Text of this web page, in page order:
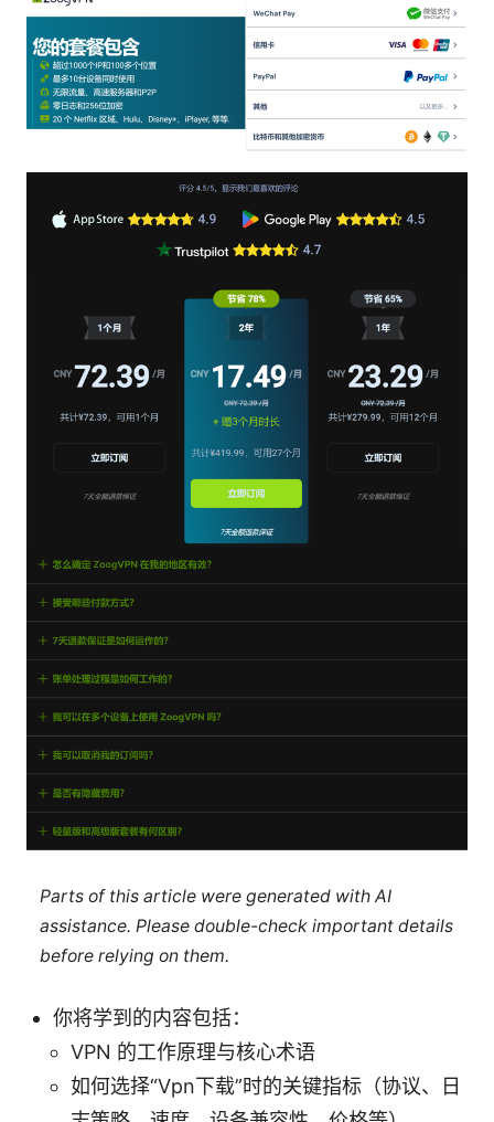
Parts of this article were generated with AI
assistance. Please double-check important details
before relying on them.
你将学到的内容包括：
VPN 的工作原理与核心术语
如何选择“Vpn下载”时的关键指标（协议、日